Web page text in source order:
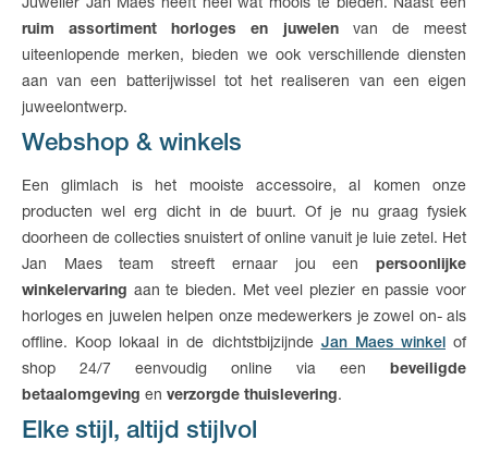
Juwelier Jan Maes heeft heel wat moois te bieden. Naast een
ruim assortiment horloges en juwelenvan de meest
uiteenlopende merken, bieden we ook verschillende diensten
aan van een batterijwissel tot het realiseren van een eigen
juweelontwerp.
Webshop & winkels
Een glimlach is het mooiste accessoire, al komen onze
producten wel erg dicht in de buurt. Of je nu graag fysiek
doorheen de collecties snuistert of online vanuit je luie zetel. Het
Jan Maes team streeft ernaar jou een
persoonlijke
winkelervaring aan te bieden. Met veel plezier en passie voor
horloges en juwelen helpen onze medewerkers je zowel on- als
offline. Koop lokaal in de dichtstbijzijnde Jan Maes winkelof
shop 24/7 eenvoudig online via een beveiligde
betaalomgeving en verzorgde thuislevering.
Elke stijl, altijd stijlvol